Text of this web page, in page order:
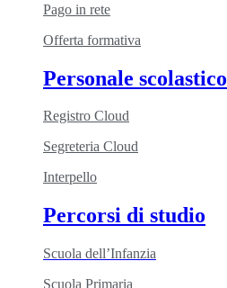
Pago in rete
Offerta formativa
Personale scolastico
Registro Cloud
Segreteria Cloud
Interpello
Percorsi di studio
Scuola dell’Infanzia
Scuola Primaria